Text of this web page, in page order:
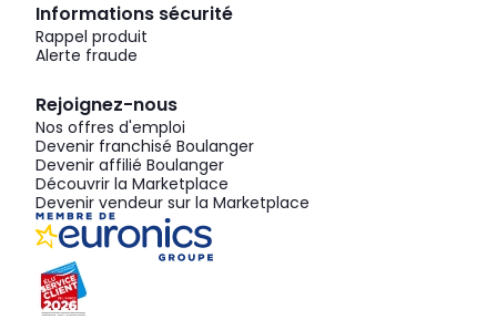
Informations sécurité
Rappel produit
Alerte fraude
Rejoignez-nous
Nos offres d'emploi
Devenir franchisé Boulanger
Devenir affilié Boulanger
Découvrir la Marketplace
Devenir vendeur sur la Marketplace